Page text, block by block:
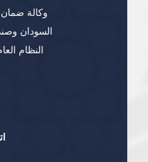
وكالة ضمان
السودان
النظام